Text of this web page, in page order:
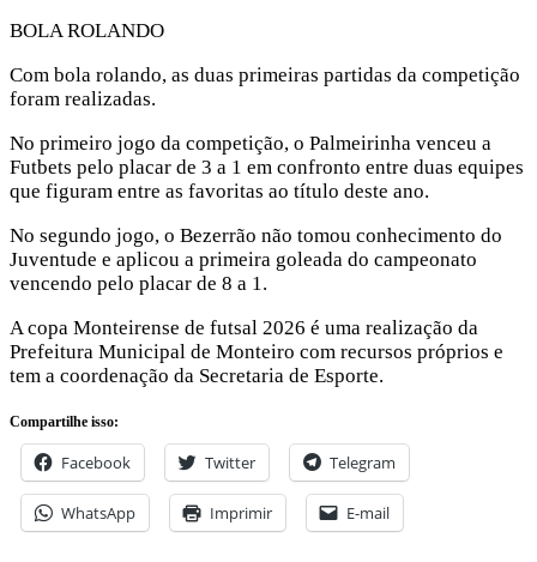
BOLA ROLANDO
Com bola rolando, as duas primeiras partidas da competição
foram realizadas.
No primeiro jogo da competição, o Palmeirinha venceu a
Futbets pelo placar de 3 a 1 em confronto entre duas equipes
que figuram entre as favoritas ao título deste ano.
No segundo jogo, o Bezerrão não tomou conhecimento do
Juventude e aplicou a primeira goleada do campeonato
vencendo pelo placar de 8 a 1.
A copa Monteirense de futsal 2026 é uma realização da
Prefeitura Municipal de Monteiro com recursos próprios e
tem a coordenação da Secretaria de Esporte.
Compartilhe isso:
Facebook Twitter Telegram
WhatsApp Imprimir E-mail